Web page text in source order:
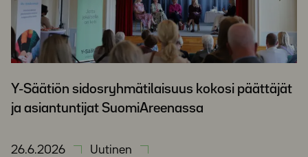
Y-Säätiön sidosryhmätilaisuus kokosi päättäjät
ja asiantuntijat SuomiAreenassa
26.6.2026 Uutinen